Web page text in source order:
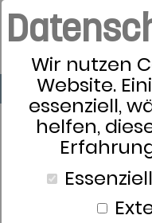
Wir nutzen
Website.
essenziell,
helfen,
Essenziell